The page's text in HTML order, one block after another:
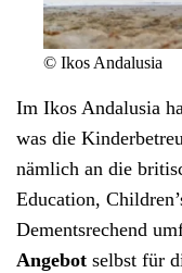
© Ikos Andalusia
Im Ikos Andalusia
was die
nämlich an die
Education,
Dementsrechend
Angebot selbst für